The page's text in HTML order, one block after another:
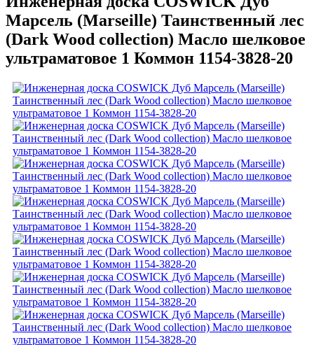
Марсель (Marseille) Таинственный лес
(Dark Wood collection) Масло шелковое
ультраматовое 1 Коммон 1154-3828-20